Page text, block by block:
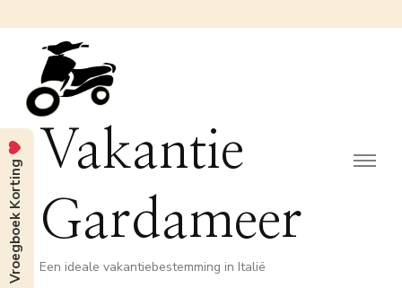
Vakantie
Gardameer
Een ideale vakantiebestemming in Italië
Vroegboek Korting